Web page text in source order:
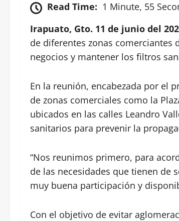
Read Time: 1 Minute, 55
Irapuato, Gto. 11 de junio del
de diferentes zonas
negocios y mantener los filtros
En la reunión, encabezada por el
de zonas comerciales como la
ubicados en las calles Leandro
sanitarios para prevenir la
“Nos reunimos primero, para
de las necesidades que tienen de
muy buena participación y
Con el objetivo de evitar